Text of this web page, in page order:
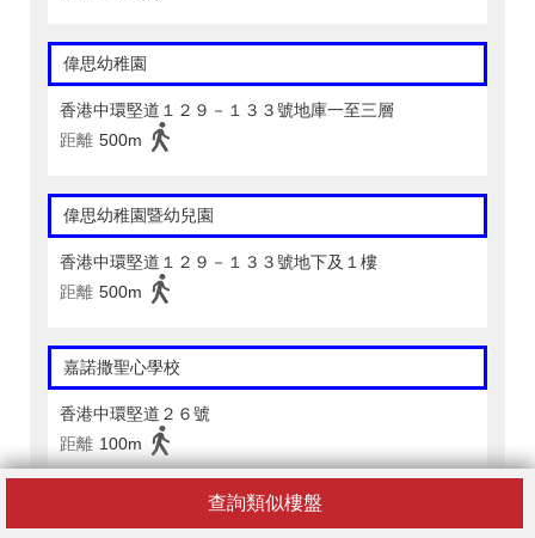
查詢類似樓盤
偉思幼稚園
香港中環堅道１２９－１３３號地庫一至三層
距離 500m
偉思幼稚園暨幼兒園
香港中環堅道１２９－１３３號地下及１樓
距離 500m
嘉諾撒聖心學校
香港中環堅道２６號
距離 100m